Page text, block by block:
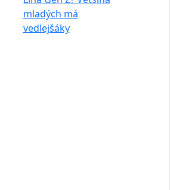
mladých má
vedlejšáky